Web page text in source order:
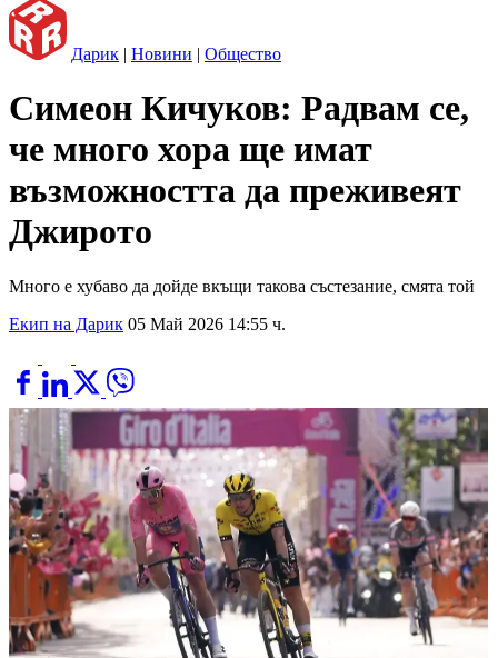
Дарик | Новини | Общество
Симеон Кичуков: Радвам се,
че много хора ще имат
възможността да преживеят
Джирото
Много е хубаво да дойде вкъщи такова състезание, смята той
Екип на Дарик 05 Май 2026 14:55 ч.